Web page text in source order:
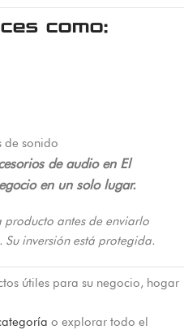
como:
de sonido
de audio en El
en un solo lugar.
producto antes de enviarlo
inversión está protegida.
útiles para su negocio, hogar
o explorar todo el